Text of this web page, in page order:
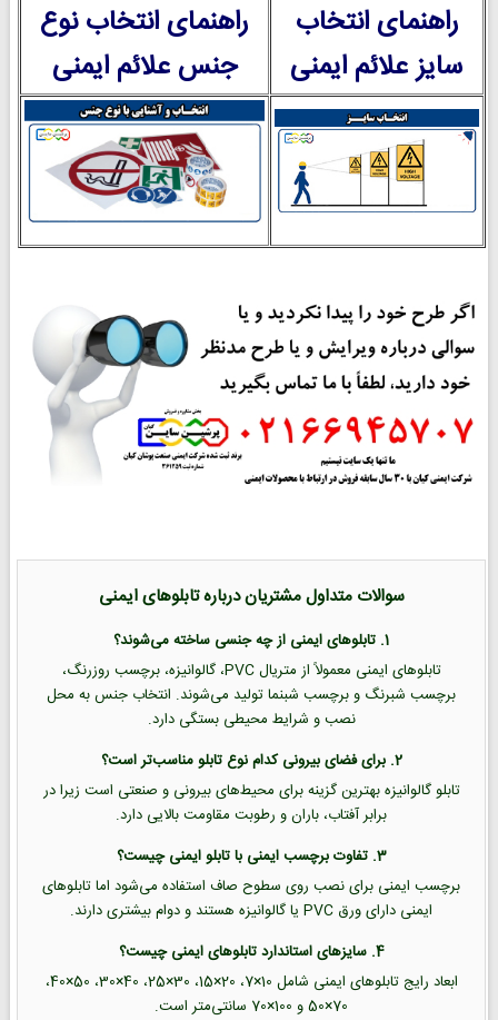
راهنمای انتخاب
سایز علائم ایمنی
راهنمای انتخاب نوع
جنس علائم ایمنی
سوالات متداول مشتریان درباره تابلوهای ایمنی
1. تابلوهای ایمنی از چه جنسی ساخته می‌شوند؟
تابلوهای ایمنی معمولاً از متریال PVC، گالوانیزه، برچسب روزرنگ،
برچسب شبرنگ و برچسب شبنما تولید می‌شوند. انتخاب جنس به محل
نصب و شرایط محیطی بستگی دارد.
2. برای فضای بیرونی کدام نوع تابلو مناسب‌تر است؟
تابلو گالوانیزه بهترین گزینه برای محیط‌های بیرونی و صنعتی است زیرا در
برابر آفتاب، باران و رطوبت مقاومت بالایی دارد.
3. تفاوت برچسب ایمنی با تابلو ایمنی چیست؟
برچسب ایمنی برای نصب روی سطوح صاف استفاده می‌شود اما تابلوهای
ایمنی دارای ورق PVC یا گالوانیزه هستند و دوام بیشتری دارند.
4. سایزهای استاندارد تابلوهای ایمنی چیست؟
ابعاد رایج تابلوهای ایمنی شامل 10×7، 20×15، 30×25، 40×30، 50×40،
70×50 و 100×70 سانتی‌متر است.